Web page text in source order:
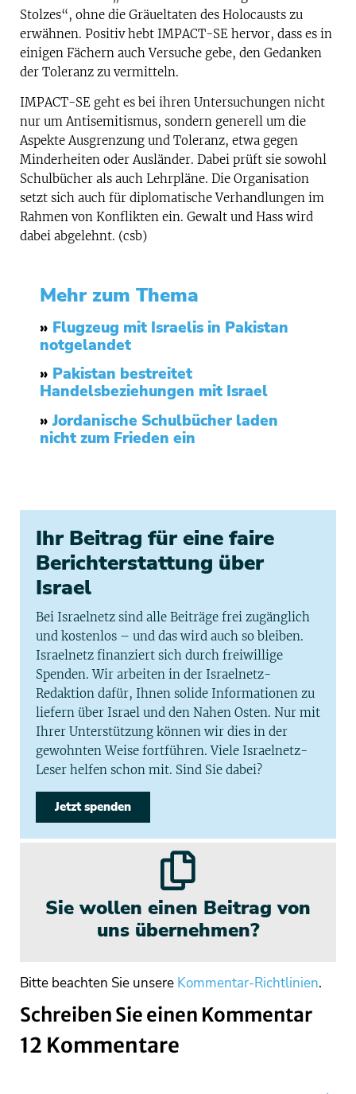
Stolzes“, ohne die Gräueltaten des Holocausts zu
erwähnen. Positiv hebt IMPACT-SE hervor, dass es in
einigen Fächern auch Versuche gebe, den Gedanken
der Toleranz zu vermitteln.
IMPACT-SE geht es bei ihren Untersuchungen nicht
nur um Antisemitismus, sondern generell um die
Aspekte Ausgrenzung und Toleranz, etwa gegen
Minderheiten oder Ausländer. Dabei prüft sie sowohl
Schulbücher als auch Lehrpläne. Die Organisation
setzt sich auch für diplomatische Verhandlungen im
Rahmen von Konflikten ein. Gewalt und Hass wird
dabei abgelehnt. (csb)
Mehr zum Thema
» Flugzeug mit Israelis in Pakistan
notgelandet
» Pakistan bestreitet
Handelsbeziehungen mit Israel
» Jordanische Schulbücher laden
nicht zum Frieden ein
Ihr Beitrag für eine faire
Berichterstattung über
Israel
Bei Israelnetz sind alle Beiträge frei zugänglich
und kostenlos – und das wird auch so bleiben.
Israelnetz finanziert sich durch freiwillige
Spenden. Wir arbeiten in der Israelnetz-
Redaktion dafür, Ihnen solide Informationen zu
liefern über Israel und den Nahen Osten. Nur mit
Ihrer Unterstützung können wir dies in der
gewohnten Weise fortführen. Viele Israelnetz-
Leser helfen schon mit. Sind Sie dabei?
Jetzt spenden
Sie wollen einen Beitrag von
uns übernehmen?
Bitte beachten Sie unsere Kommentar-Richtlinien.
Schreiben Sie einen Kommentar
12 Kommentare